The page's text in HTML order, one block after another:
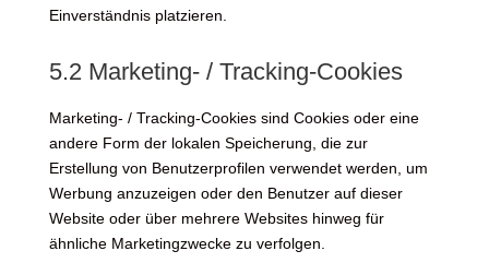
Einverständnis platzieren.
5.2 Marketing- / Tracking-Cookies
Marketing- / Tracking-Cookies sind Cookies oder eine
andere Form der lokalen Speicherung, die zur
Erstellung von Benutzerprofilen verwendet werden, um
Werbung anzuzeigen oder den Benutzer auf dieser
Website oder über mehrere Websites hinweg für
ähnliche Marketingzwecke zu verfolgen.